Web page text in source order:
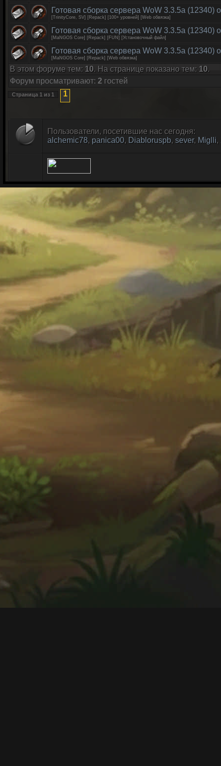
Готовая сборка сервера WoW 3.3.5а (12340)
[TrinityCore, SV] [Repack] [100+ уровней] [Web обвязка]
Готовая сборка сервера WoW 3.3.5a (12340)
[MaNGOS Core] [Repack] [FUN] [Установочный файл]
Готовая сборка сервера WoW 3.3.5а (12340)
[MaNGOS Core] [Repack] [Web обвязка]
В этом форуме тем: 10. На странице показано тем: 10.
Форум просматривают: 2 гостей
Страница 1 из 1 1
Пользователи, посетившие нас сегодня:
alchemic78, panica00, Diabloruspb, sever, Miglli,